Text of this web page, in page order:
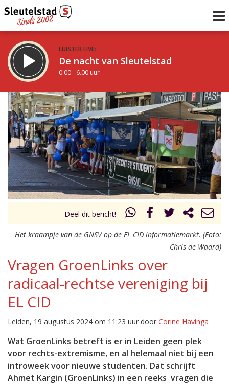
LUISTER LIVE:
De nacht van Sleutelstad
0.00 - 6.00 uur
STRAKS:
De ochtend van Sleutelstad
6.00 - 12.00 uur
Vorig uur
uur 1 van 0 Volgend uur
Inklappen
Deel dit bericht!
Het kraampje van de GNSV op de EL CID informatiemarkt. (Foto:
Chris de Waard)
Vragen GroenLinks over
radicaal-rechtse vereniging bij
EL CID
Leiden, 19 augustus 2024 om 11:23 uur door Corine Havinga
Wat GroenLinks betreft is er in Leiden geen plek
voor rechts-extremisme, en al helemaal niet bij een
introweek voor nieuwe studenten. Dat schrijft
Ahmet Kargin (GroenLinks) in een reeks vragen die